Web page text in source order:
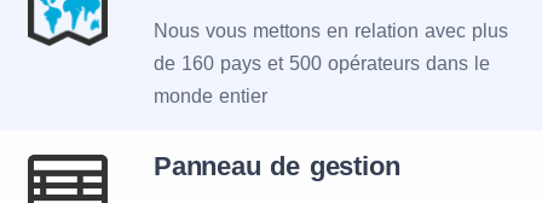
Nous vous mettons en relation avec plus
de 160 pays et 500 opérateurs dans le
monde entier
Panneau de gestion